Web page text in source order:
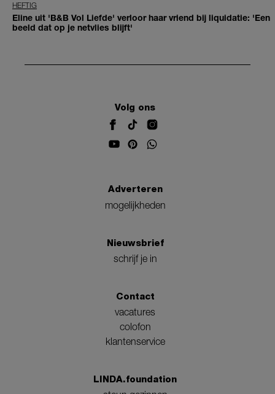
HEFTIG
Eline uit 'B&B Vol Liefde' verloor haar vriend bij liquidatie: 'Een
beeld dat op je netvlies blijft'
Volg ons
Adverteren
mogelijkheden
Nieuwsbrief
schrijf je in
Contact
vacatures
colofon
klantenservice
LINDA.foundation